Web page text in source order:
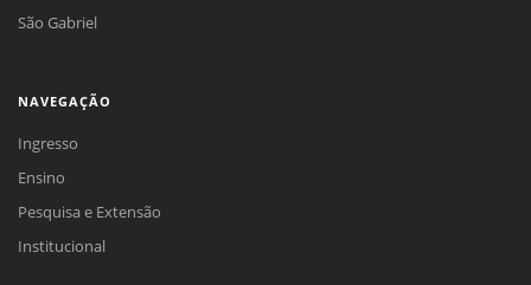
São Gabriel
NAVEGAÇÃO
Ingresso
Ensino
Pesquisa e Extensão
Institucional